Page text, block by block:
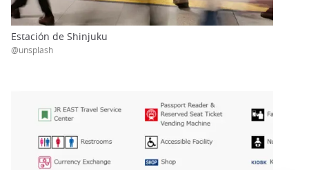
Estación de Shinjuku
@unsplash